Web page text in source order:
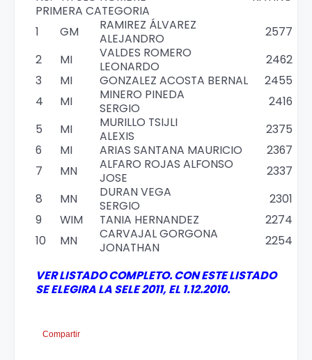
PRIMERA CATEGORIA
1
GM
RAMIREZ ÁLVAREZ
ALEJANDRO
2577
2
MI
VALDES ROMERO
LEONARDO
2462
3
MI GONZALEZ ACOSTA BERNAL
2455
4
MI
MINERO PINEDA
SERGIO
2416
5
MI
MURILLO TSIJLI
ALEXIS
2375
6
MI ARIAS SANTANA MAURICIO
2367
7
MN
ALFARO ROJAS ALFONSO
JOSE
2337
8
MN
DURAN VEGA
SERGIO
2301
9
WIM TANIA HERNANDEZ
2274
10
MN
CARVAJAL GORGONA
JONATHAN
2254
VER LISTADO COMPLETO. CON ESTE LISTADO
SE ELEGIRA LA SELE 2011, EL 1.12.2010.
Compartir